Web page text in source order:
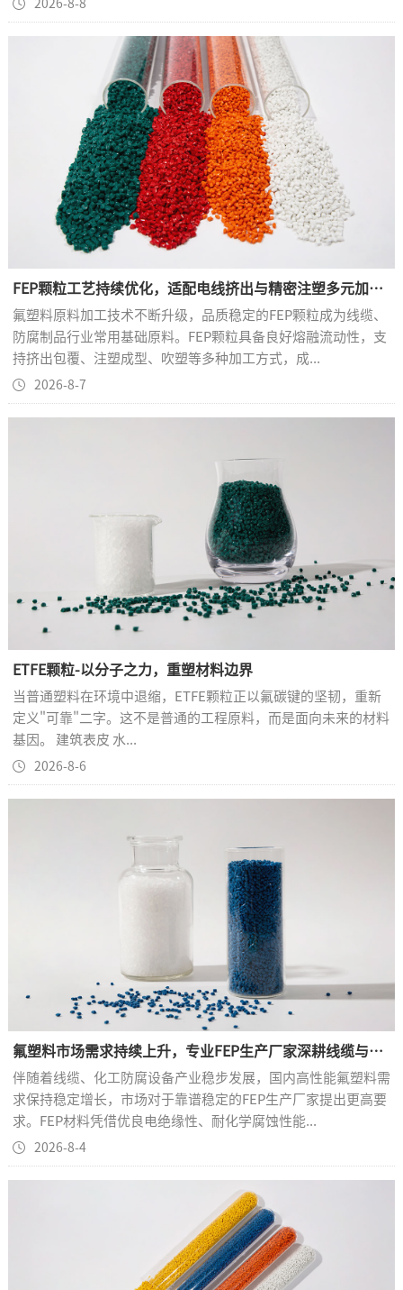
2026-8-8
FEP颗粒工艺持续优化，适配电线挤出与精密注塑多元加工需求
氟塑料原料加工技术不断升级，品质稳定的FEP颗粒成为线缆、
防腐制品行业常用基础原料。FEP颗粒具备良好熔融流动性，支
持挤出包覆、注塑成型、吹塑等多种加工方式，成...
2026-8-7
ETFE颗粒-以分子之力，重塑材料边界
当普通塑料在环境中退缩，ETFE颗粒正以氟碳键的坚韧，重新
定义"可靠"二字。这不是普通的工程原料，而是面向未来的材料
基因。 建筑表皮 水...
2026-8-6
氟塑料市场需求持续上升，专业FEP生产厂家深耕线缆与化工材料赛道
伴随着线缆、化工防腐设备产业稳步发展，国内高性能氟塑料需
求保持稳定增长，市场对于靠谱稳定的FEP生产厂家提出更高要
求。FEP材料凭借优良电绝缘性、耐化学腐蚀性能...
2026-8-4